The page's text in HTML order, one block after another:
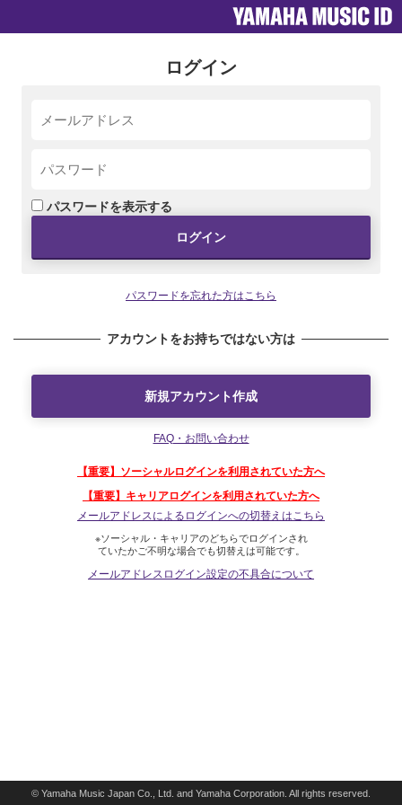
ログイン
パスワードを表示する
ログイン
パスワードを忘れた方はこちら
アカウントをお持ちではない方は
新規アカウント作成
FAQ・お問い合わせ
【重要】ソーシャルログインを利用されていた方へ
【重要】キャリアログインを利用されていた方へ
メールアドレスによるログインへの切替えはこちら
※ソーシャル・キャリアのどちらでログインされ
ていたかご不明な場合でも切替えは可能です。
メールアドレスログイン設定の不具合について
© Yamaha Music Japan Co., Ltd. and Yamaha Corporation. All rights reserved.